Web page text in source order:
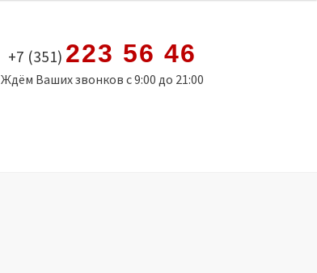
+7 (351) 223 56 46
Ждём Ваших звонков с 9:00 до 21:00